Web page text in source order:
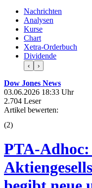
Nachrichten
Analysen
Kurse
Chart
Xetra-Orderbuch
Dividende
‹ ›
Dow Jones News
03.06.2026 18:33 Uhr
2.704 Leser
Artikel bewerten:
(2)
PTA-